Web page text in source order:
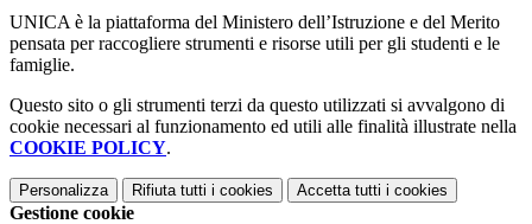
UNICA è la piattaforma del Ministero dell’Istruzione e del Merito
pensata per raccogliere strumenti e risorse utili per gli studenti e le
famiglie.
Questo sito o gli strumenti terzi da questo utilizzati si avvalgono di
cookie necessari al funzionamento ed utili alle finalità illustrate nella
COOKIE POLICY.
Personalizza Rifiuta tutti i cookies Accetta tutti i cookies
Gestione cookie